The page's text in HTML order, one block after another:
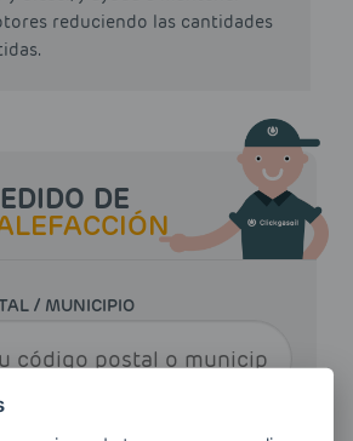
reduciendo las cantidades
DE
/ MUNICIPIO